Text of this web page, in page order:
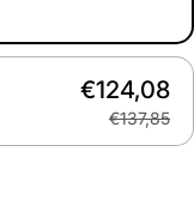
€124,08
€137,85